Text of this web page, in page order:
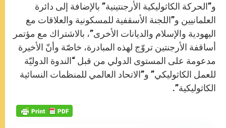
و”الحركة الكاثوليكية الأرجنتينية” بالإضافة إلى دائرة
العلمانيين و”اللجنة الأسقفية للمسكونية والعلاقات مع
اليهودية والإسلام والديانات الأخرى”، بالاشتراك مع مؤتمر
أساقفة الأرجنتين تروّج لهذه المبادرة، خاصّة وأنّ الأخيرة
مدعومة على المستوى الدولي من قبل “الندوة الدوليّة
للعمل الكاثوليكي” و”الاتحاد العالمي للمنظمات النسائية
الكاثوليكية”.